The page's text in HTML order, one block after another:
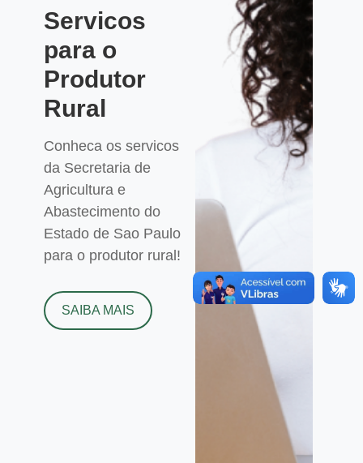
Servicos
para o
Produtor
Rural
Conheca os servicos
da Secretaria de
Agricultura e
Abastecimento do
Estado de Sao Paulo
para o produtor rural!
SAIBA MAIS